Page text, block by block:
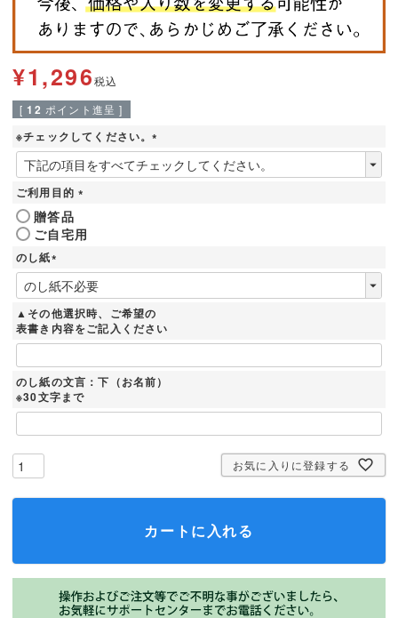
¥1,296税込
[ 12 ポイント進呈 ]
※チェックしてください。
(
必
ご利用目的
必
須
贈答品
ご自宅用
のし紙
(
必
須
)
▲その他選択時、ご希望の
表書き内容をご記入ください
のし紙の文言：下（お名前）
※30文字まで
お気に入りに登録する
カートに入れる